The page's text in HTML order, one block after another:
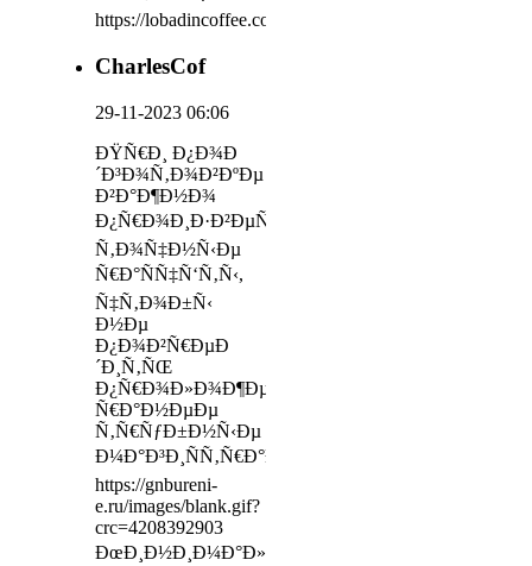
https://lobadincoffee.com/america
CharlesCof
29-11-2023 06:06
ÐŸÑ€Ð¸ Ð¿Ð¾Ð
´Ð³Ð¾Ñ‚Ð¾Ð²ÐºÐµ
Ð²Ð°Ð¶Ð½Ð¾
Ð¿Ñ€Ð¾Ð¸Ð·Ð²ÐµÑÑ‚Ð¸
Ñ‚Ð¾Ñ‡Ð½Ñ‹Ðµ
Ñ€Ð°ÑÑ‡Ñ‘Ñ‚Ñ‹,
Ñ‡Ñ‚Ð¾Ð±Ñ‹
Ð½Ðµ
Ð¿Ð¾Ð²Ñ€ÐµÐ
´Ð¸Ñ‚ÑŒ
Ð¿Ñ€Ð¾Ð»Ð¾Ð¶ÐµÐ½Ð½Ñ‹Ðµ
Ñ€Ð°Ð½ÐµÐµ
Ñ‚Ñ€ÑƒÐ±Ð½Ñ‹Ðµ
Ð¼Ð°Ð³Ð¸ÑÑ‚Ñ€Ð°Ð»Ð¸
https://gnbureni-
e.ru/images/blank.gif?
crc=4208392903
ÐœÐ¸Ð½Ð¸Ð¼Ð°Ð»ÑŒÐ½Ð°Ñ